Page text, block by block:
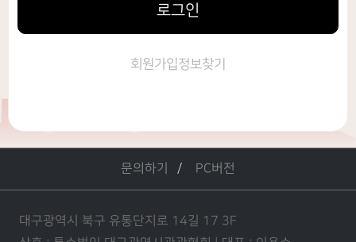
로그인
회원가입정보찾기
문의하기 PC버전
대구광역시 북구 유통단지로 14길 17 3F